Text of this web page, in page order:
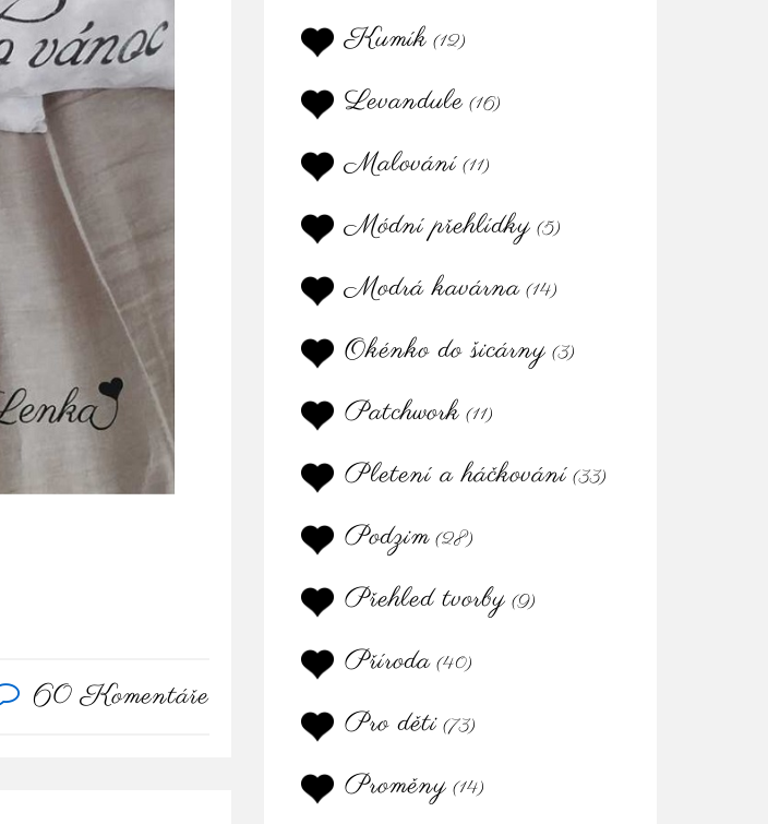
60 Komentáře
Kumík (12)
Levandule (16)
Malování (11)
Módní přehlídky (5)
Modrá kavárna (14)
Okénko do šicárny (3)
Patchwork (11)
Pletení a háčkování (33)
Podzim (28)
Přehled tvorby (9)
Příroda (40)
Pro děti (73)
Proměny (14)